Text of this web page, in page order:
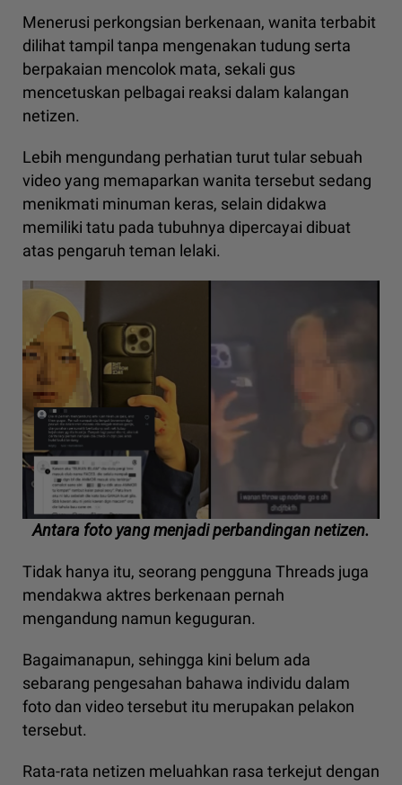
Menerusi perkongsian berkenaan, wanita terbabit
dilihat tampil tanpa mengenakan tudung serta
berpakaian mencolok mata, sekali gus
mencetuskan pelbagai reaksi dalam kalangan
netizen.
Lebih mengundang perhatian turut tular sebuah
video yang memaparkan wanita tersebut sedang
menikmati minuman keras, selain didakwa
memiliki tatu pada tubuhnya dipercayai dibuat
atas pengaruh teman lelaki.
Antara foto yang menjadi perbandingan netizen.
Tidak hanya itu, seorang pengguna Threads juga
mendakwa aktres berkenaan pernah
mengandung namun keguguran.
Bagaimanapun, sehingga kini belum ada
sebarang pengesahan bahawa individu dalam
foto dan video tersebut itu merupakan pelakon
tersebut.
Rata-rata netizen meluahkan rasa terkejut dengan